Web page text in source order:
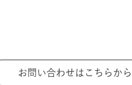
お問い合わせはこちらから